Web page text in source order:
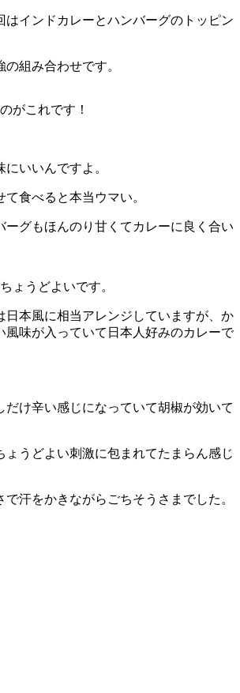
はインドカレーとハンバーグのトッピン
組み合わせです。
がこれです！
いいんですよ。
食べると本当ウマい。
ーグもほんのり甘くてカレーに良く合い
ょうどよいです。
日本風に相当アレンジしていますが、か
風味が入っていて日本人好みのカレーで
だけ辛い感じになっていて胡椒が効いて
ょうどよい刺激に包まれてたまらん感じ
汗をかきながらごちそうさまでした。